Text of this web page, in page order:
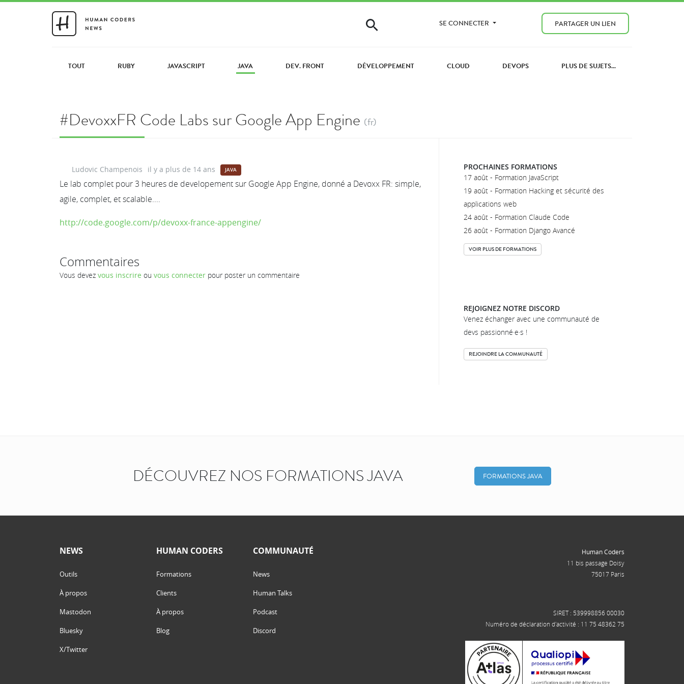
SE CONNECTER PARTAGER UN LIEN
TOUT RUBY JAVASCRIPT JAVA DEV. FRONT DÉVELOPPEMENT CLOUD DEVOPS PLUS DE SUJETS...
#DevoxxFR Code Labs sur Google App Engine (fr)
Ludovic Champenois il y a plus de 14 ans JAVA
Le lab complet pour 3 heures de developement sur Google App Engine, donné a Devoxx FR: simple,
agile, complet, et scalable....
http://code.google.com/p/devoxx-france-appengine/
Commentaires
Vous devez vous inscrire ou vous connecter pour poster un commentaire
PROCHAINES FORMATIONS
17 août - Formation JavaScript
19 août - Formation Hacking et sécurité des
applications web
24 août - Formation Claude Code
26 août - Formation Django Avancé
VOIR PLUS DE FORMATIONS
REJOIGNEZ NOTRE DISCORD
Venez échanger avec une communauté de
devs passionné·e·s !
REJOINDRE LA COMMUNAUTÉ
DÉCOUVREZ NOS FORMATIONS JAVA FORMATIONS JAVA
NEWS
Outils
À propos
Mastodon
Bluesky
X/Twitter
HUMAN CODERS
Formations
Clients
À propos
Blog
COMMUNAUTÉ
News
Human Talks
Podcast
Discord
Human Coders
11 bis passage Doisy
75017 Paris
SIRET : 539998856 00030
Numéro de déclaration d'activité : 11 75 48362 75